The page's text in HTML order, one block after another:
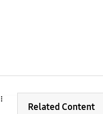
Related Content